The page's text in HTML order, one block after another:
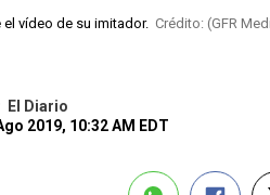
vídeo de su imitador. Crédito: (GFR
El Diario
2019, 10:32 AM EDT